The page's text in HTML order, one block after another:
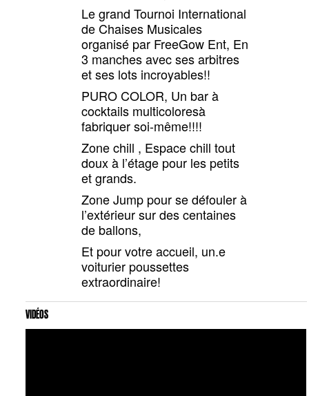
Le grand Tournoi International
de Chaises Musicales
organisé par FreeGow Ent, En
3 manches avec ses arbitres
et ses lots incroyables!!
PURO COLOR, Un bar à
cocktails multicoloresà
fabriquer soi-même!!!!
Zone chill , Espace chill tout
doux à l’étage pour les petits
et grands.
Zone Jump pour se défouler à
l’extérieur sur des centaines
de ballons,
Et pour votre accueil, un.e
voiturier poussettes
extraordinaire!
VIDÉOS